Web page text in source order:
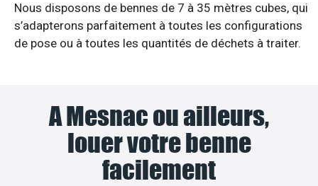
Nous disposons de bennes de 7 à 35 mètres cubes, qui
s’adapterons parfaitement à toutes les configurations
de pose ou à toutes les quantités de déchets à traiter.
A Mesnac ou ailleurs,
louer votre benne
facilement